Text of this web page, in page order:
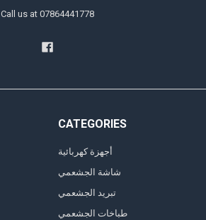
Call us at 07864441778
CATEGORIES
أجهزة كهربائية
شاشة الجشعمي
تبريد الجشعمي
طباخات الجشعمي